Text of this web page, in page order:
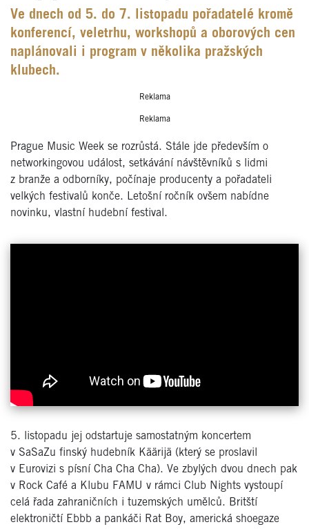
Ve dnech od 5. do 7. listopadu pořadatelé kromě
konferencí, veletrhu, workshopů a oborových cen
naplánovali i program v několika pražských
klubech.
Reklama
Reklama
Prague Music Week se rozrůstá. Stále jde především o
networkingovou událost, setkávání návštěvníků s lidmi
z branže a odborníky, počínaje producenty a pořadateli
velkých festivalů konče. Letošní ročník ovšem nabídne
novinku, vlastní hudební festival.
5. listopadu jej odstartuje samostatným koncertem
v SaSaZu finský hudebník Käärijä (který se proslavil
v Eurovizi s písní Cha Cha Cha). Ve zbylých dvou dnech pak
v Rock Café a Klubu FAMU v rámci Club Nights vystoupí
celá řada zahraničních i tuzemských umělců. Britští
elektroničtí Ebbb a pankáči Rat Boy, americká shoegaze